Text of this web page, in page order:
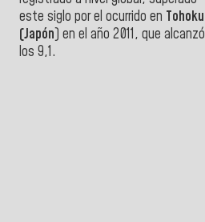
este siglo por el ocurrido en Tohoku
(Japón) en el año 2011, que alcanzó
los 9,1.